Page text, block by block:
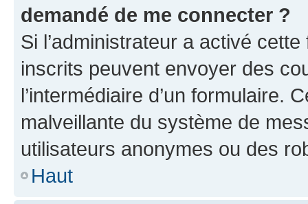
demandé de me connecter ?
Si l’administrateur a activé
inscrits peuvent envoyer des
l’intermédiaire d’un formulaire.
malveillante du système de
utilisateurs anonymes ou des
Haut